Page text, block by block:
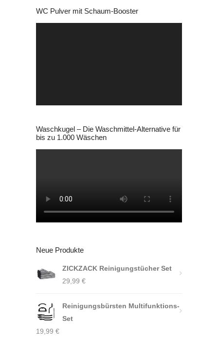
WC Pulver mit Schaum-Booster
Waschkugel – Die Waschmittel-Alternative für
bis zu 1.000 Wäschen
Neue Produkte
ZICKZACK Reinigungstücher Set
29,99 €
Reinigungsbürsten Multifunktions-
Set
19,99 €